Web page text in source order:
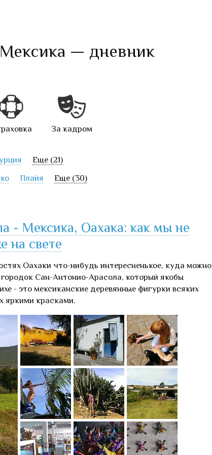
— дневник
За кадром
Еще (21)
Плайя Еще (30)
- Мексика, Оахака: как мы не
на свете
Оахаки что-нибудь интересненькое, куда можно
Сан-Антонио-Арасола, который якобы
- это мексиканские деревянные фигурки всяких
яркими красками.